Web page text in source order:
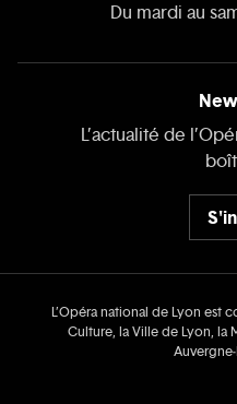
Du mardi au
L’actualité de
L’Opéra national de Lyon est
Culture, la Ville de Lyon, la